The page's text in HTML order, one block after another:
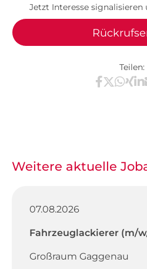
Jetzt Interesse signalisieren
Teilen:
Teilen via
Teilen via
Teilen
Weitere aktuelle
07.08.2026
Fahrzeuglackierer (m/
Großraum Gaggenau